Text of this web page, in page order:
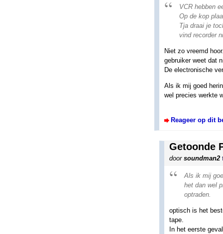
VCR hebben
Op de kop
Tja draai je
vind recorder
Niet zo vreemd
gebruiker weet dat
De electronische
Als ik mij goed
wel precies werkte
Reageer op dit
Getoonde
door soundman2
Als ik mij
het dan wel
optraden.
optisch is het
tape.
In het eerste